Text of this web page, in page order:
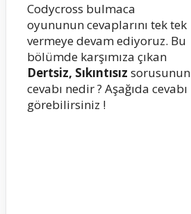
Codycross bulmaca
oyununun cevaplarını tek tek
vermeye devam ediyoruz. Bu
bölümde karşımıza çıkan
Dertsiz, Sıkıntısız sorusunun
cevabı nedir ? Aşağıda cevabı
görebilirsiniz !